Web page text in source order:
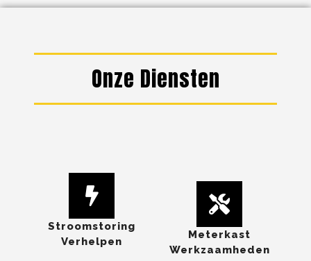
Onze Diensten
Stroomstoring
Verhelpen
Meterkast
Werkzaamheden